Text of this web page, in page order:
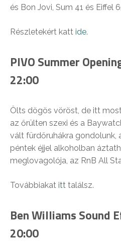
és Bon Jovi, Sum 41 és Eiffel
Részletekért katt ide.
PIVO Summer
22:00
Ölts dögös vöröst, de itt
az őrülten szexi és a
vált fürdőruhákra gondolunk,
péntek éjjel alkoholban
meglovagolója, az RnB All
Továbbiakat itt találsz.
Ben Williams Sound
20:00